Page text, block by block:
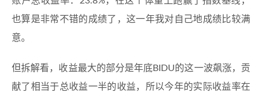
也算是非常不错的成绩了，这一年我对自己地成绩比较满
意。
但拆解看，收益最大的部分是年底BIDU的这一波飙涨，贡
献了相当于总收益一半的收益，所以今年的实际收益率在